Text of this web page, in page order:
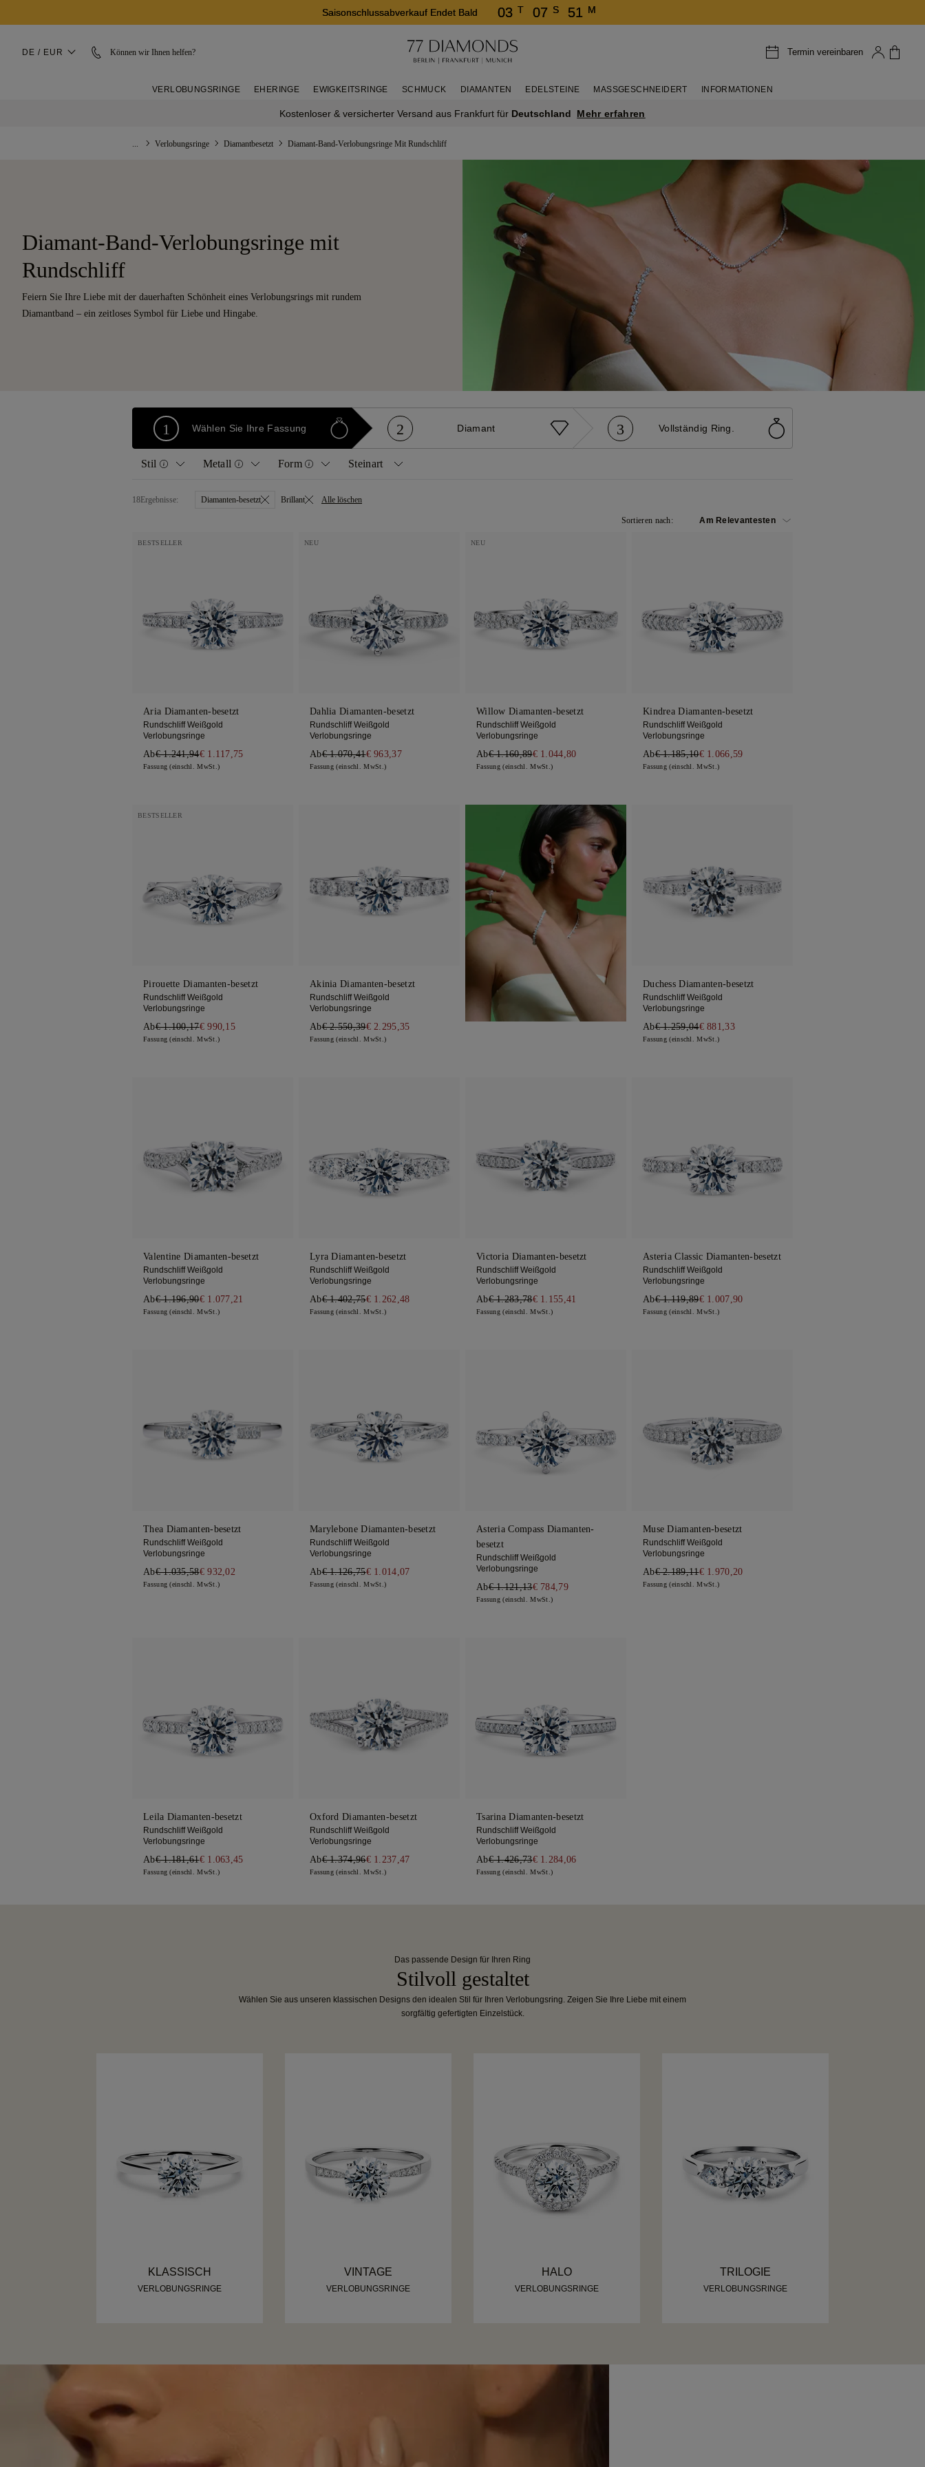
Saisonschlussabverkauf Endet Bald 03 T 07 S 51 M
DE / EUR Können wir Ihnen helfen? Termin vereinbaren
VERLOBUNGSRINGE EHERINGE EWIGKEITSRINGE SCHMUCK DIAMANTEN EDELSTEINE MASSGESCHNEIDERT INFORMATIONEN
Kostenloser & versicherter Versand aus Frankfurt für Deutschland Mehr erfahren
Verlobungsringe Diamantbesetzt Diamant-Band-Verlobungsringe Mit Rundschliff
Diamant-Band-Verlobungsringe mit
Rundschliff
Feiern Sie Ihre Liebe mit der dauerhaften Schönheit eines Verlobungsrings mit rundem
Diamantband – ein zeitloses Symbol für Liebe und Hingabe.
1 Wählen Sie Ihre Fassung 2 Diamant 3 Vollständig Ring.
Stil
Alle
Vintage
Trilogie
Metall
Gelbgold
Form
Brillant
Tropfen Smaragd
Steinart
Diamanten
18 Ergebnisse: Diamanten-besetzt Brillant Alle löschen
Sortieren nach:
BESTSELLER
Aria Diamanten-besetzt
Rundschliff Weißgold
Verlobungsringe
Ab€ 1.241,94€ 1.117,75
Fassung (einschl. MwSt.)
NEU
Dahlia Diamanten-besetzt
Rundschliff Weißgold
Verlobungsringe
Ab€ 1.070,41€ 963,37
Fassung (einschl. MwSt.)
NEU
Willow Diamanten-besetzt
Rundschliff Weißgold
Verlobungsringe
Ab€ 1.160,89€ 1.044,80
Fassung (einschl. MwSt.)
Kindrea Diamanten-besetzt
Rundschliff Weißgold
Verlobungsringe
Ab€ 1.185,10€ 1.066,59
Fassung (einschl. MwSt.)
BESTSELLER
Pirouette Diamanten-besetzt
Rundschliff Weißgold
Verlobungsringe
Ab€ 1.100,17€ 990,15
Fassung (einschl. MwSt.)
Akinia Diamanten-besetzt
Rundschliff Weißgold
Verlobungsringe
Ab€ 2.550,39€ 2.295,35
Fassung (einschl. MwSt.)
Duchess Diamanten-besetzt
Rundschliff Weißgold
Verlobungsringe
Ab€ 1.259,04€ 881,33
Fassung (einschl. MwSt.)
Valentine Diamanten-besetzt
Rundschliff Weißgold
Verlobungsringe
Ab€ 1.196,90€ 1.077,21
Fassung (einschl. MwSt.)
Lyra Diamanten-besetzt
Rundschliff Weißgold
Verlobungsringe
Ab€ 1.402,75€ 1.262,48
Fassung (einschl. MwSt.)
Victoria Diamanten-besetzt
Rundschliff Weißgold
Verlobungsringe
Ab€ 1.283,78€ 1.155,41
Fassung (einschl. MwSt.)
Asteria Classic Diamanten-besetzt
Rundschliff Weißgold
Verlobungsringe
Ab€ 1.119,89€ 1.007,90
Fassung (einschl. MwSt.)
Thea Diamanten-besetzt
Rundschliff Weißgold
Verlobungsringe
Ab€ 1.035,58€ 932,02
Fassung (einschl. MwSt.)
Marylebone Diamanten-besetzt
Rundschliff Weißgold
Verlobungsringe
Ab€ 1.126,75€ 1.014,07
Fassung (einschl. MwSt.)
Asteria Compass Diamanten-
besetzt
Rundschliff Weißgold
Verlobungsringe
Ab€ 1.121,13€ 784,79
Fassung (einschl. MwSt.)
Muse Diamanten-besetzt
Rundschliff Weißgold
Verlobungsringe
Ab€ 2.189,11€ 1.970,20
Fassung (einschl. MwSt.)
Leila Diamanten-besetzt
Rundschliff Weißgold
Verlobungsringe
Ab€ 1.181,61€ 1.063,45
Fassung (einschl. MwSt.)
Oxford Diamanten-besetzt
Rundschliff Weißgold
Verlobungsringe
Ab€ 1.374,96€ 1.237,47
Fassung (einschl. MwSt.)
Tsarina Diamanten-besetzt
Rundschliff Weißgold
Verlobungsringe
Ab€ 1.426,73€ 1.284,06
Fassung (einschl. MwSt.)
Das passende Design für Ihren Ring
Stilvoll gestaltet
Wählen Sie aus unseren klassischen Designs den idealen Stil für Ihren Verlobungsring. Zeigen Sie Ihre Liebe mit einem
sorgfältig gefertigten Einzelstück.
KLASSISCH
VERLOBUNGSRINGE
VINTAGE
VERLOBUNGSRINGE
HALO
VERLOBUNGSRINGE
TRILOGIE
VERLOBUNGSRINGE